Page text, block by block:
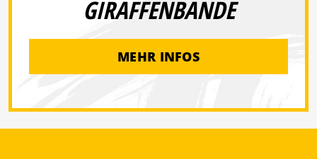
GIRAFFENBANDE
MEHR INFOS